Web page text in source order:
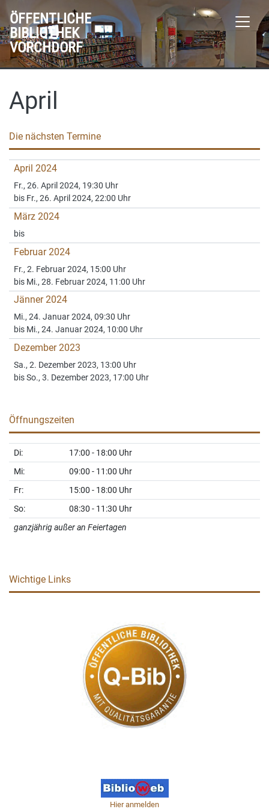
ÖFFENTLICHE
BIBLIOTHEK
VORCHDORF
April
Die nächsten Termine
April 2024
Fr., 26. April 2024, 19:30 Uhr
bis Fr., 26. April 2024, 22:00 Uhr
März 2024
bis
Februar 2024
Fr., 2. Februar 2024, 15:00 Uhr
bis Mi., 28. Februar 2024, 11:00 Uhr
Jänner 2024
Mi., 24. Januar 2024, 09:30 Uhr
bis Mi., 24. Januar 2024, 10:00 Uhr
Dezember 2023
Sa., 2. Dezember 2023, 13:00 Uhr
bis So., 3. Dezember 2023, 17:00 Uhr
Öffnungszeiten
Di: 17:00 - 18:00 Uhr
Mi: 09:00 - 11:00 Uhr
Fr: 15:00 - 18:00 Uhr
So: 08:30 - 11:30 Uhr
ganzjährig außer an Feiertagen
Wichtige Links
Hier anmelden